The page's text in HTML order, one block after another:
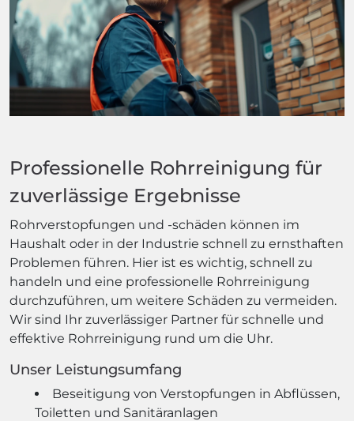
Professionelle Rohrreinigung für
zuverlässige Ergebnisse
Rohrverstopfungen und -schäden können im
Haushalt oder in der Industrie schnell zu ernsthaften
Problemen führen. Hier ist es wichtig, schnell zu
handeln und eine professionelle Rohrreinigung
durchzuführen, um weitere Schäden zu vermeiden.
Wir sind Ihr zuverlässiger Partner für schnelle und
effektive Rohrreinigung rund um die Uhr.
Unser Leistungsumfang
Beseitigung von Verstopfungen in Abflüssen,
Toiletten und Sanitäranlagen